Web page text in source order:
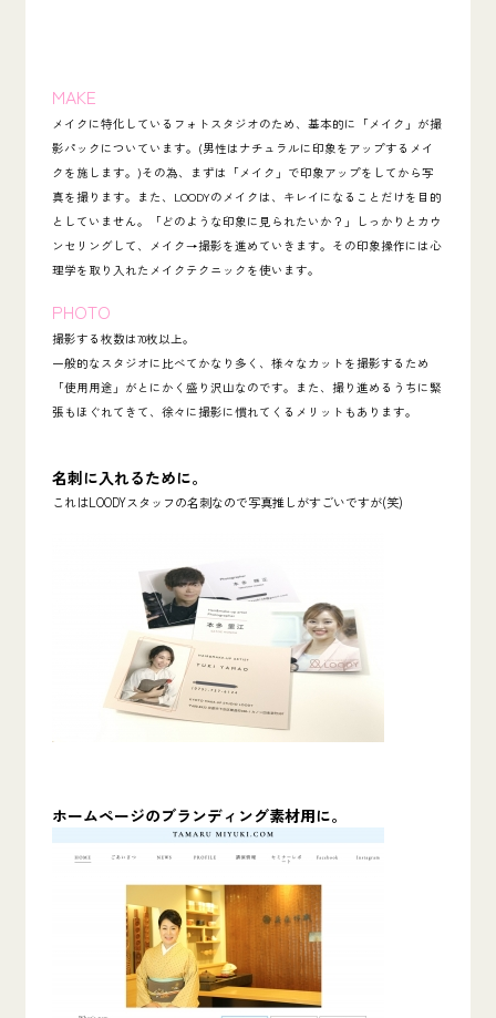
MAKE
メイクに特化しているフォトスタジオのため、基本的に「メイク」が撮
影パックについています。(男性はナチュラルに印象をアップするメイ
クを施します。)その為、まずは「メイク」で印象アップをしてから写
真を撮ります。また、LOODYのメイクは、キレイになることだけを目的
としていません。「どのような印象に見られたいか？」しっかりとカウ
ンセリングして、メイク→撮影を進めていきます。その印象操作には心
理学を取り入れたメイクテクニックを使います。
PHOTO
撮影する枚数は70枚以上。
一般的なスタジオに比べてかなり多く、様々なカットを撮影するため
「使用用途」がとにかく盛り沢山なのです。また、撮り進めるうちに緊
張もほぐれてきて、徐々に撮影に慣れてくるメリットもあります。
名刺に入れるために。
これはLOODYスタッフの名刺なので写真推しがすごいですが(笑)
ホームページのブランディング素材用に。